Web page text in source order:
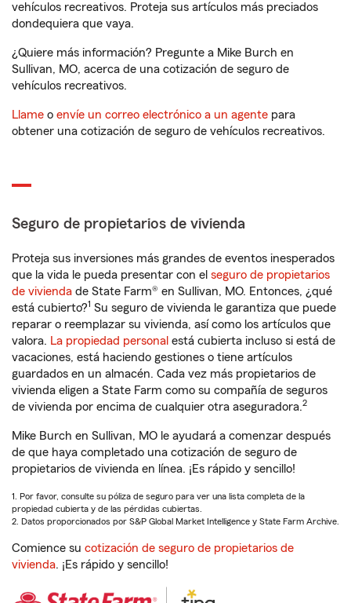
vehículos recreativos. Proteja sus artículos más preciados
dondequiera que vaya.
¿Quiere más información? Pregunte a Mike Burch en
Sullivan, MO, acerca de una cotización de seguro de
vehículos recreativos.
Llame o envíe un correo electrónico a un agente para
obtener una cotización de seguro de vehículos recreativos.
Seguro de propietarios de vivienda
Proteja sus inversiones más grandes de eventos inesperados
que la vida le pueda presentar con el seguro de propietarios
de vivienda de State Farm® en Sullivan, MO. Entonces, ¿qué
está cubierto?1 Su seguro de vivienda le garantiza que puede
reparar o reemplazar su vivienda, así como los artículos que
valora. La propiedad personal está cubierta incluso si está de
vacaciones, está haciendo gestiones o tiene artículos
guardados en un almacén. Cada vez más propietarios de
vivienda eligen a State Farm como su compañía de seguros
de vivienda por encima de cualquier otra aseguradora.2
Mike Burch en Sullivan, MO le ayudará a comenzar después
de que haya completado una cotización de seguro de
propietarios de vivienda en línea. ¡Es rápido y sencillo!
1. Por favor, consulte su póliza de seguro para ver una lista completa de la
propiedad cubierta y de las pérdidas cubiertas.
2. Datos proporcionados por S&P Global Market Intelligence y State Farm Archive.
Comience su cotización de seguro de propietarios de
vivienda. ¡Es rápido y sencillo!